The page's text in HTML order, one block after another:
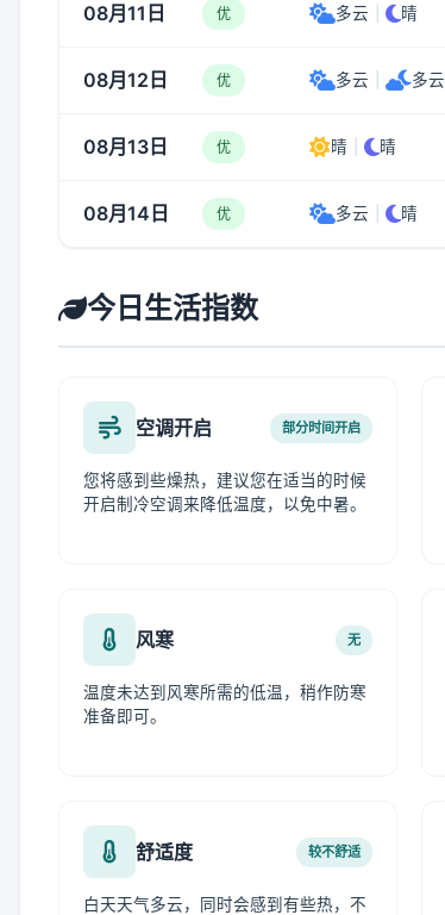
08月11日 优 多云 晴
08月12日 优 多云 多云
08月13日 优 晴 晴
08月14日 优 多云 晴
今日生活指数
空调开启 部分时间开启
您将感到些燥热，建议您在适当的时候
开启制冷空调来降低温度，以免中暑。
风寒 无
温度未达到风寒所需的低温，稍作防寒
准备即可。
舒适度 较不舒适
白天天气多云，同时会感到有些热，不